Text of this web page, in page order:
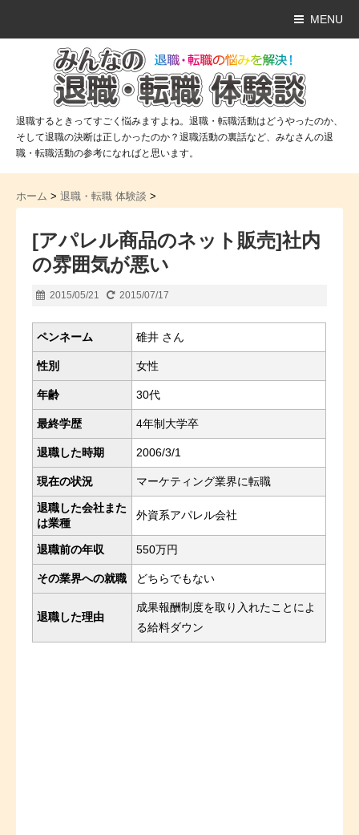
MENU
退職するときってすごく悩みますよね。退職・転職活動はどうやったのか、
そして退職の決断は正しかったのか？退職活動の裏話など、みなさんの退
職・転職活動の参考になればと思います。
ホーム > 退職・転職 体験談 >
[アパレル商品のネット販売]社内
の雰囲気が悪い
2015/05/21 2015/07/17
ペンネーム 碓井 さん
性別 女性
年齢 30代
最終学歴 4年制大学卒
退職した時期 2006/3/1
現在の状況 マーケティング業界に転職
退職した会社また
は業種
外資系アパレル会社
退職前の年収 550万円
その業界への就職 どちらでもない
退職した理由
成果報酬制度を取り入れたことによ
る給料ダウン